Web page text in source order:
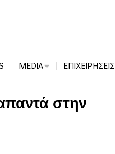
MEDIA ΕΠΙΧΕΙΡΉΣΕΙΣ
στην